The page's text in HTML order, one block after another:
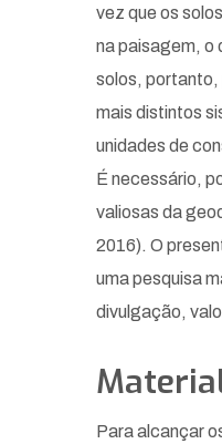
vez que os
na paisagem, o
solos, portanto,
mais distintos
unidades de
É necessário,
valiosas da
2016). O
uma pesquisa
divulgação,
Para alcançar